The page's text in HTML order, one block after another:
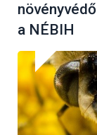
a NÉBIH